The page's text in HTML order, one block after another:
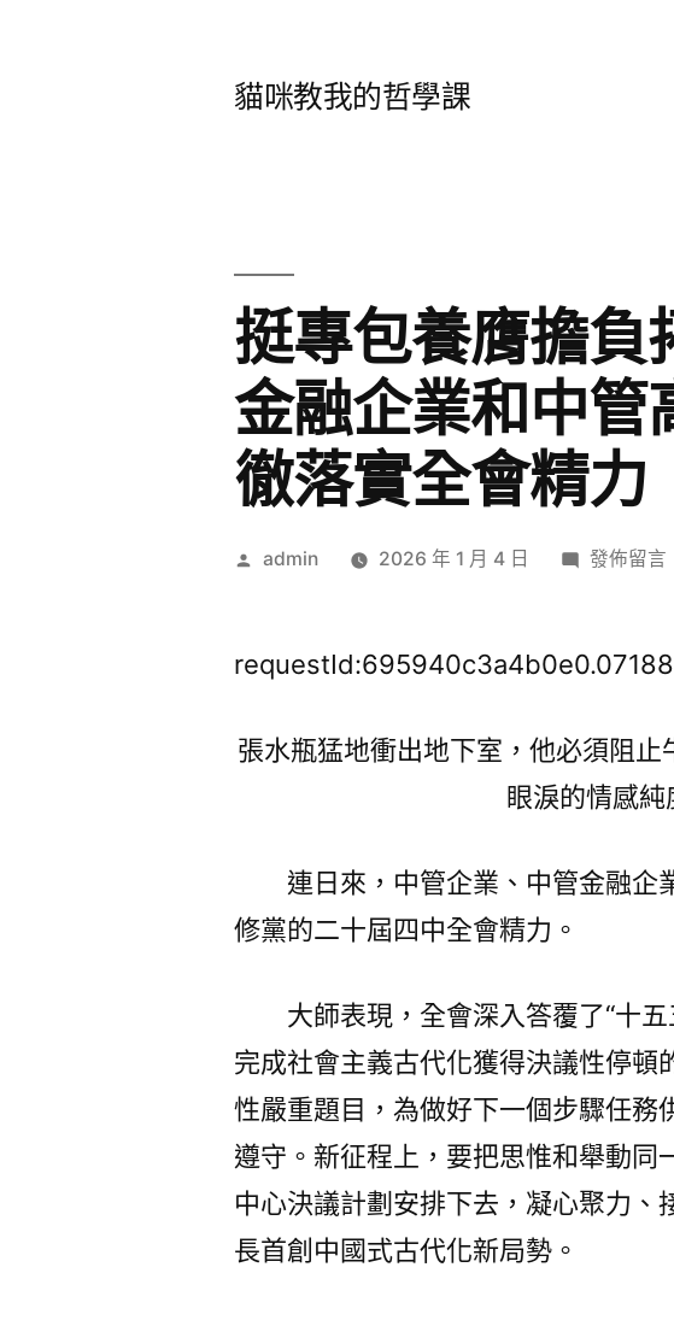
貓咪教我的哲學課
挺專包養膺擔
金融企業和中管
徹落實全會精力
作
admin 2026 年 1 月 4 日
在
包
擔
負
局
企
業、
中
金
融
發佈留言
張水瓶猛地衝出地下室，他必須阻
眼淚的情感純
連日來，中管企業、中管金融企
修黨的二十屆四中全會精力。
大師表現，全會深入答覆了“十五
完成社會主義古代化獲得決議性停頓
性嚴重題目，為做好下一個步驟任務
遵守。新征程上，要把思惟和舉動同
中心決議計劃安排下去，凝心聚力、
長首創中國式古代化新局勢。